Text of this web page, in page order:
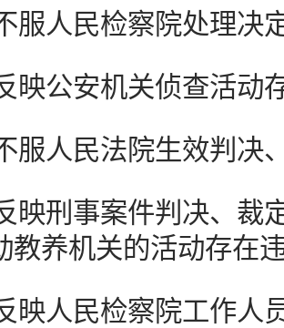
人民检察院处理决
公安机关侦查活动
人民法院生效判决
刑事案件判决、裁
教养机关的活动存在
人民检察院工作人